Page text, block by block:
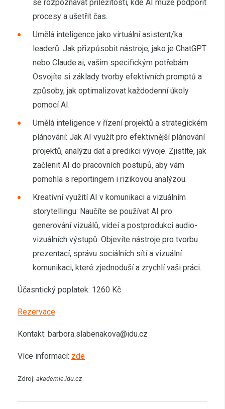
se rozpoznávat příležitosti, kde AI může podpořit
procesy a ušetřit čas.
Umělá inteligence jako virtuální asistent/ka
leaderů: Jak přizpůsobit nástroje, jako je ChatGPT
nebo Claude.ai, vašim specifickým potřebám.
Osvojíte si základy tvorby efektivních promptů a
způsoby, jak optimalizovat každodenní úkoly
pomocí AI.
Umělá inteligence v řízení projektů a strategickém
plánování: Jak AI využít pro efektivnější plánování
projektů, analýzu dat a predikci vývoje. Zjistíte, jak
začlenit AI do pracovních postupů, aby vám
pomohla s reportingem i rizikovou analýzou.
Kreativní využití AI v komunikaci a vizuálním
storytellingu: Naučíte se používat AI pro
generování vizuálů, videí a postprodukci audio-
vizuálních výstupů. Objevíte nástroje pro tvorbu
prezentací, správu sociálních sítí a vizuální
komunikaci, které zjednoduší a zrychlí vaši práci.
Účasntický poplatek: 1260 Kč
Rezervace
Kontakt: barbora.slabenakova@idu.cz
Více informací: zde
Zdroj: akademie.idu.cz